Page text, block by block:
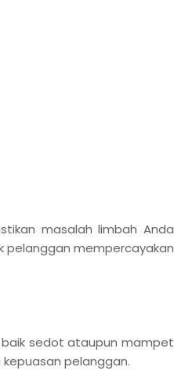
masalah limbah Anda
pelanggan mempercayakan
sedot ataupun mampet
pelanggan.